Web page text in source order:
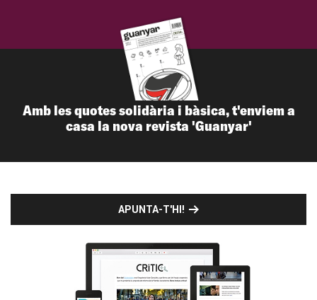
Amb les quotes solidària i bàsica, t'enviem a
casa la nova revista 'Guanyar'
APUNTA-T'HI!